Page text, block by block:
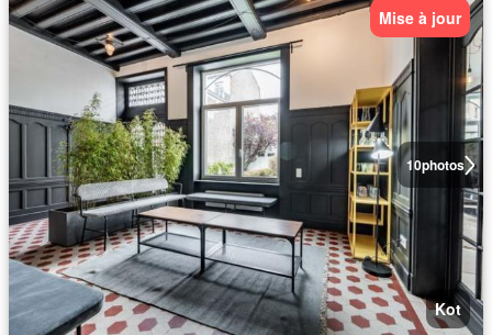
10photos
Mise à jour
Kot